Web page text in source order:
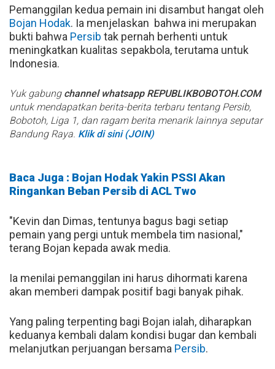
Pemanggilan kedua pemain ini disambut hangat oleh
Bojan Hodak. Ia menjelaskan bahwa ini merupakan
bukti bahwa Persib tak pernah berhenti untuk
meningkatkan kualitas sepakbola, terutama untuk
Indonesia.
Yuk gabung channel whatsapp REPUBLIKBOBOTOH.COM
untuk mendapatkan berita-berita terbaru tentang Persib,
Bobotoh, Liga 1, dan ragam berita menarik lainnya seputar
Bandung Raya. Klik di sini (JOIN)
Baca Juga : Bojan Hodak Yakin PSSI Akan
Ringankan Beban Persib di ACL Two
"Kevin dan Dimas, tentunya bagus bagi setiap
pemain yang pergi untuk membela tim nasional,"
terang Bojan kepada awak media.
Ia menilai pemanggilan ini harus dihormati karena
akan memberi dampak positif bagi banyak pihak.
Yang paling terpenting bagi Bojan ialah, diharapkan
keduanya kembali dalam kondisi bugar dan kembali
melanjutkan perjuangan bersama Persib.